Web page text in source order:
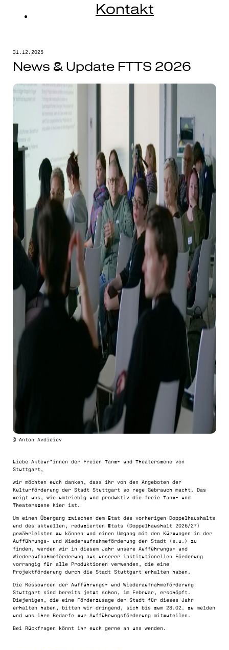
Kontakt
31.12.2025
News & Update FTTS 2026
© Anton Avdieiev
Liebe Akteur*innen der Freien Tanz- und Theaterszene von
Stuttgart,
wir möchten euch danken, dass ihr von den Angeboten der
Kulturförderung der Stadt Stuttgart so rege Gebrauch macht. Das
zeigt uns, wie umtriebig und produktiv die freie Tanz- und
Theaterszene hier ist.
Um einen Übergang zwischen dem Etat des vorherigen Doppelhaushalts
und des aktuellen, reduzierten Etats (Doppelhaushalt 2026/27)
gewährleisten zu können und einen Umgang mit den Kürzungen in der
Aufführungs- und Wiederaufnahmeförderung der Stadt (s.u.) zu
finden, werden wir in diesem Jahr unsere Aufführungs- und
Wiederaufnahmeförderung aus unserer institutionellen Förderung
vorrangig für alle Produktionen verwenden, die eine
Projektförderung durch die Stadt Stuttgart erhalten haben.
Die Ressourcen der Aufführungs- und Wiederaufnahmeförderung
Stuttgart sind bereits jetzt schon, im Februar, erschöpft.
Diejenigen, die eine Förderzusage der Stadt für dieses Jahr
erhalten haben, bitten wir dringend, sich bis zum 28.02. zu melden
und uns ihre Bedarfe zur Aufführungsförderung mitzuteilen.
Bei Rückfragen könnt ihr euch gerne an uns wenden.